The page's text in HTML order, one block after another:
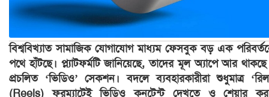
বিশ্ববিখ্যাত সামাজিক যোগাযোগ মাধ্যম ফেসবুক বড় এক
পথে হাঁটছে। প্ল্যাটফর্মটি জানিয়েছে, তাদের মূল অ্যাপে আর
প্রচলিত ‘ভিডিও’ সেকশন। বদলে ব্যবহারকারীরা শুধুমাত্র
(Reels) ফরম্যাটেই ভিডিও কনটেন্ট দেখতে ও শেয়ার